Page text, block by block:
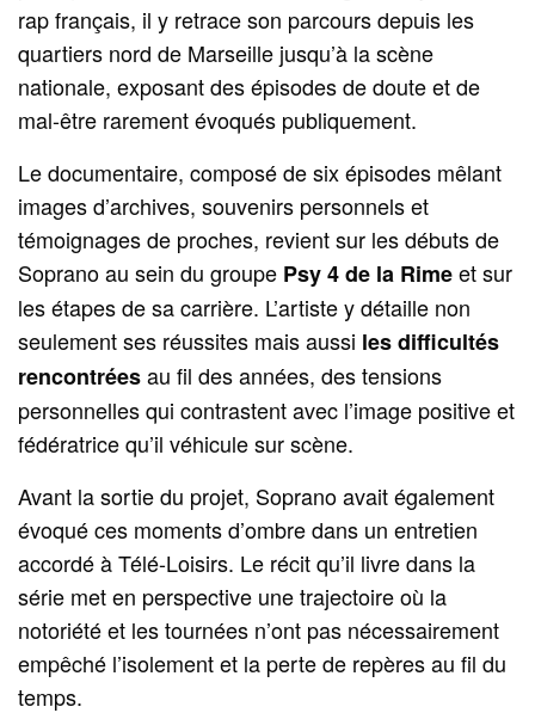
rap français, il y retrace son parcours depuis les
quartiers nord de Marseille jusqu’à la scène
nationale, exposant des épisodes de doute et de
mal-être rarement évoqués publiquement.
Le documentaire, composé de six épisodes mêlant
images d’archives, souvenirs personnels et
témoignages de proches, revient sur les débuts de
Soprano au sein du groupe Psy 4 de la Rimeet sur
les étapes de sa carrière. L’artiste y détaille non
seulement ses réussites mais aussi les difficultés
rencontréesau fil des années, des tensions
personnelles qui contrastent avec l’image positive et
fédératrice qu’il véhicule sur scène.
Avant la sortie du projet, Soprano avait également
évoqué ces moments d’ombre dans un entretien
accordé à Télé-Loisirs. Le récit qu’il livre dans la
série met en perspective une trajectoire où la
notoriété et les tournées n’ont pas nécessairement
empêché l’isolement et la perte de repères au fil du
temps.